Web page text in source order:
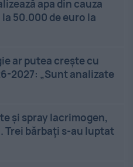
apa din cauza
50.000 de euro la
ar putea crește cu
2027: „Sunt analizate
și spray lacrimogen,
Trei bărbați s-au luptat